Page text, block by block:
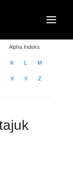
Alpha Indeks
K L M
X Y Z